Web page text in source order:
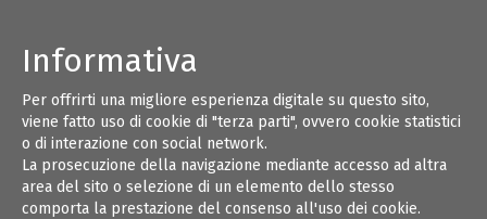
Informativa
Per offrirti una migliore esperienza digitale su questo sito,
viene fatto uso di cookie di "terza parti", ovvero cookie statistici
o di interazione con social network.
La prosecuzione della navigazione mediante accesso ad altra
area del sito o selezione di un elemento dello stesso
comporta la prestazione del consenso all'uso dei cookie.
18
GIU 20